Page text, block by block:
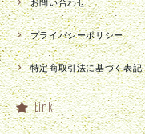
お問い合わせ
プライバシーポリシー
特定商取引法に基づく表記
Link